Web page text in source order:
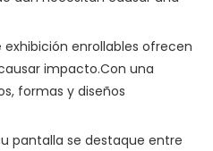
enrollables ofrecen
impacto.Con una
formas y diseños
pantalla se destaque entre